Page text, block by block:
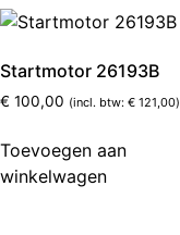
Startmotor 26193B
€ 100,00 (incl. btw: € 121,00)
Toevoegen aan
winkelwagen